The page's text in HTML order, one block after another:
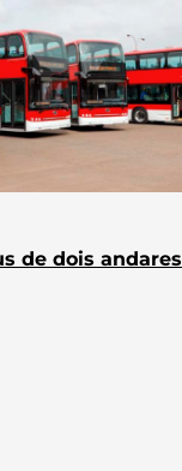
de dois andares